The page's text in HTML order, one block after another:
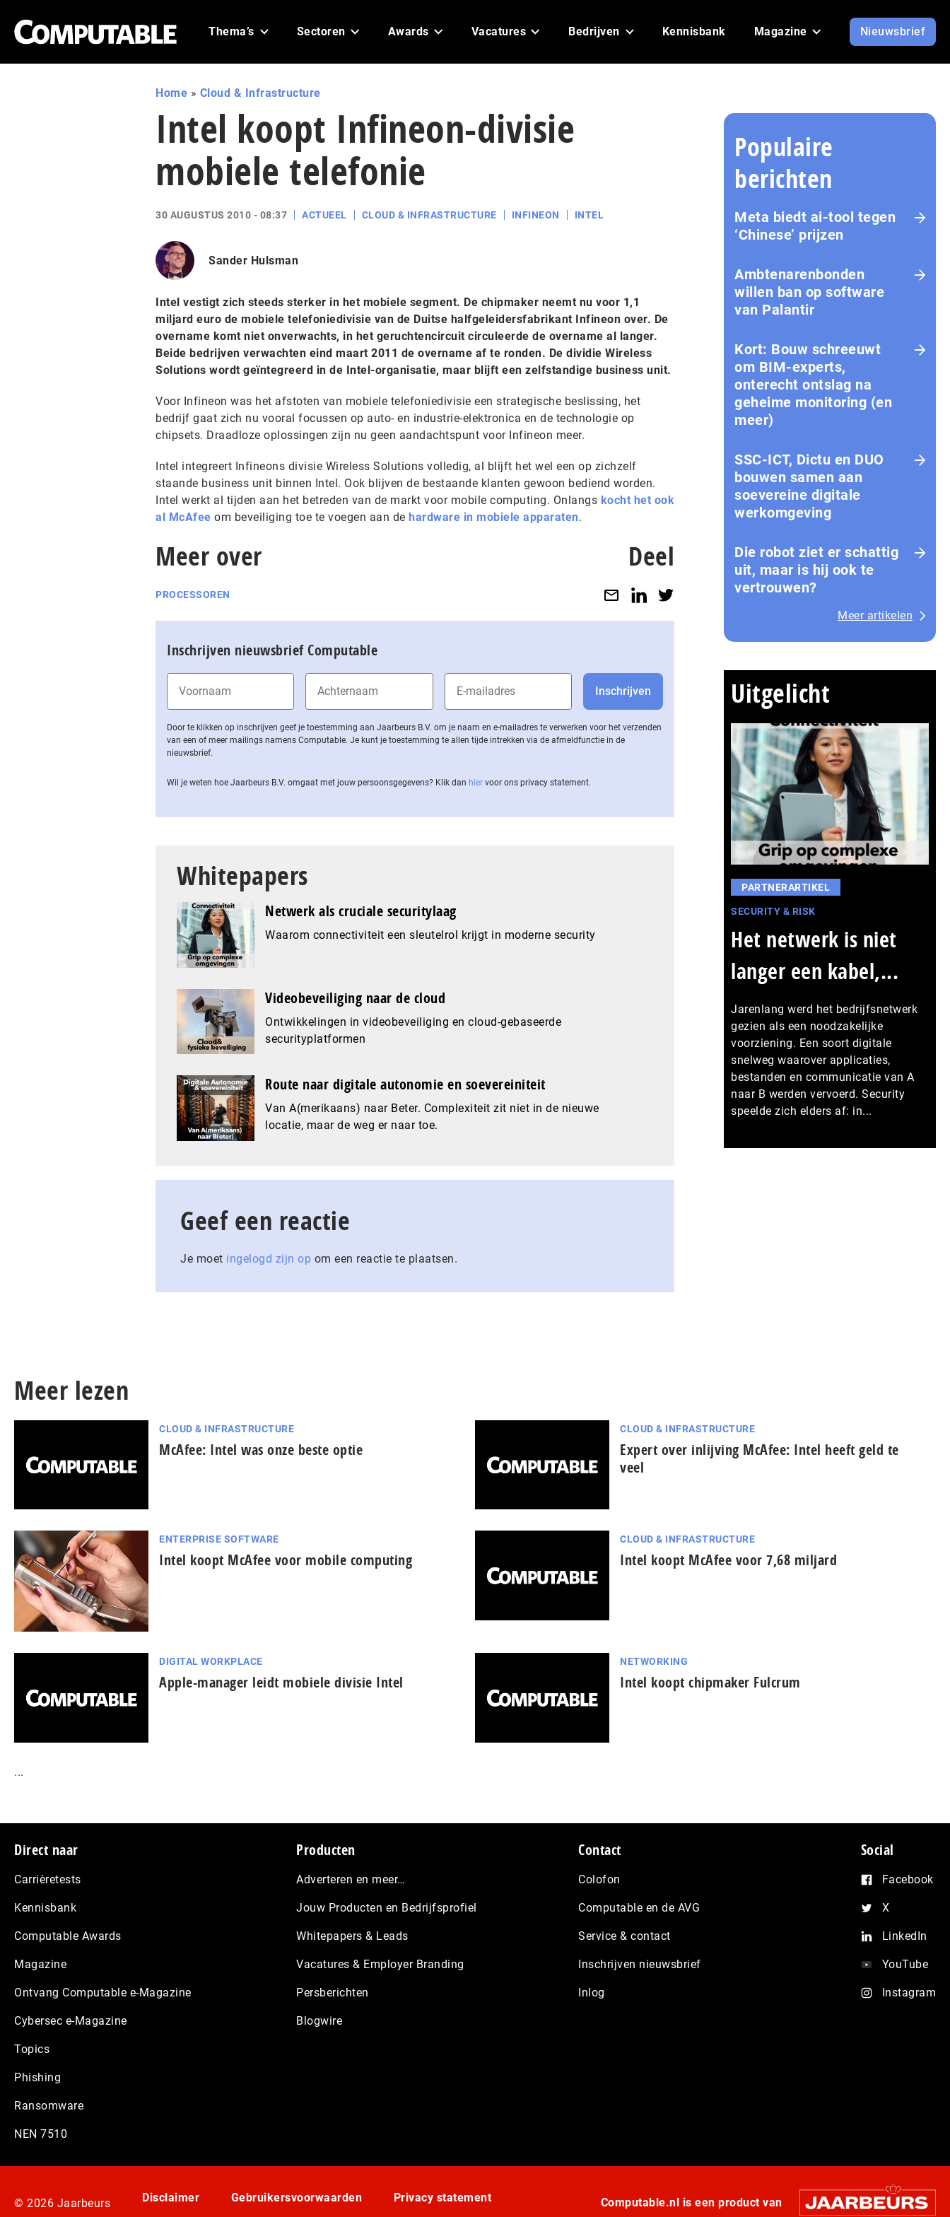
Thema’s Sectoren Awards Vacatures Bedrijven Kennisbank Magazine Nieuwsbrief
Home » Cloud & Infrastructure
Intel koopt Infineon-divisie
mobiele telefonie
30 AUGUSTUS 2010 - 08:37 ACTUEEL CLOUD & INFRASTRUCTURE INFINEON INTEL
Sander Hulsman
Intel vestigt zich steeds sterker in het mobiele segment. De chipmaker neemt nu voor 1,1
miljard euro de mobiele telefoniedivisie van de Duitse halfgeleidersfabrikant Infineon over. De
overname komt niet onverwachts, in het geruchtencircuit circuleerde de overname al langer.
Beide bedrijven verwachten eind maart 2011 de overname af te ronden. De dividie Wireless
Solutions wordt geïntegreerd in de Intel-organisatie, maar blijft een zelfstandige business unit.
Voor Infineon was het afstoten van mobiele telefoniedivisie een strategische beslissing, het
bedrijf gaat zich nu vooral focussen op auto- en industrie-elektronica en de technologie op
chipsets. Draadloze oplossingen zijn nu geen aandachtspunt voor Infineon meer.
Intel integreert Infineons divisie Wireless Solutions volledig, al blijft het wel een op zichzelf
staande business unit binnen Intel. Ook blijven de bestaande klanten gewoon bediend worden.
Intel werkt al tijden aan het betreden van de markt voor mobile computing. Onlangs kocht het ook
al McAfee om beveiliging toe te voegen aan de hardware in mobiele apparaten.
Meer over
PROCESSOREN
Deel
Inschrijven nieuwsbrief Computable
Door te klikken op inschrijven geef je toestemming aan Jaarbeurs B.V. om je naam en e-mailadres te verwerken voor het verzenden
van een of meer mailings namens Computable. Je kunt je toestemming te allen tijde intrekken via de af­meld­func­tie in de
nieuwsbrief.
Wil je weten hoe Jaarbeurs B.V. omgaat met jouw per­soons­ge­ge­vens? Klik dan hier voor ons privacy statement.
Whitepapers
Netwerk als cruciale securitylaag
Waarom connectiviteit een sleutelrol krijgt in moderne security
Videobeveiliging naar de cloud
Ontwikkelingen in videobeveiliging en cloud-gebaseerde
securityplatformen
Route naar digitale autonomie en soevereiniteit
Van A(merikaans) naar Beter. Complexiteit zit niet in de nieuwe
locatie, maar de weg er naar toe.
Geef een reactie
Je moet ingelogd zijn op om een reactie te plaatsen.
Populaire
berichten
Meta biedt ai-tool tegen
‘Chinese’ prijzen
Ambtenarenbonden
willen ban op software
van Palantir
Kort: Bouw schreeuwt
om BIM-experts,
onterecht ontslag na
geheime monitoring (en
meer)
SSC-ICT, Dictu en DUO
bouwen samen aan
soevereine digitale
werkomgeving
Die robot ziet er schattig
uit, maar is hij ook te
vertrouwen?
Meer artikelen
Uitgelicht
PARTNERARTIKEL
SECURITY & RISK
Het netwerk is niet
langer een kabel,...
Jarenlang werd het bedrijfsnetwerk
gezien als een noodzakelijke
voorziening. Een soort digitale
snelweg waarover applicaties,
bestanden en communicatie van A
naar B werden vervoerd. Security
speelde zich elders af: in...
Meer lezen
CLOUD & INFRASTRUCTURE
McAfee: Intel was onze beste optie
CLOUD & INFRASTRUCTURE
Expert over inlijving McAfee: Intel heeft geld te
veel
ENTERPRISE SOFTWARE
Intel koopt McAfee voor mobile computing
CLOUD & INFRASTRUCTURE
Intel koopt McAfee voor 7,68 miljard
DIGITAL WORKPLACE
Apple-manager leidt mobiele divisie Intel
NETWORKING
Intel koopt chipmaker Fulcrum
...
Footer
Direct naar
Carrièretests
Kennisbank
Computable Awards
Magazine
Ontvang Computable e-Magazine
Cybersec e-Magazine
Topics
Phishing
Ransomware
NEN 7510
Producten
Adverteren en meer…
Jouw Producten en Bedrijfsprofiel
Whitepapers & Leads
Vacatures & Employer Branding
Persberichten
Blogwire
Contact
Colofon
Computable en de AVG
Service & contact
Inschrijven nieuwsbrief
Inlog
Social
Facebook
X
LinkedIn
YouTube
Instagram
© 2026 Jaarbeurs Disclaimer Gebruikersvoorwaarden Privacy statement Computable.nl is een product van